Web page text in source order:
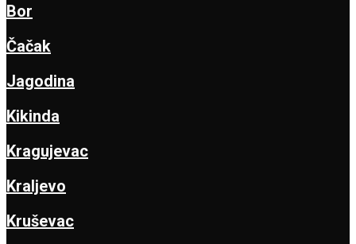
Bor
Čačak
Jagodina
Kikinda
Kragujevac
Kraljevo
Kruševac